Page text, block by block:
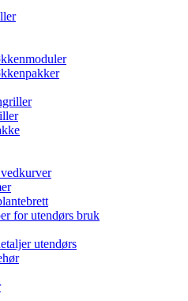
for utendørs bruk
utendørs